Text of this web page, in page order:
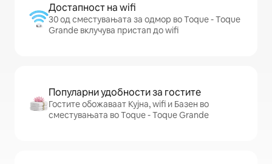
Достапност на wifi
30 од сместувањата за одмор во Toque - Toque
Grande вклучува пристап до wifi
Популарни удобности за гостите
Гостите обожаваат Кујна, wifi и Базен во
сместувањата во Toque - Toque Grande